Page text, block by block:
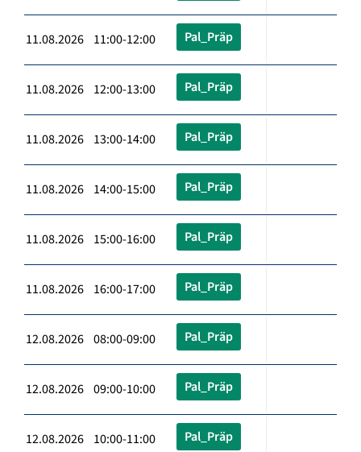
11.08.2026 11:00-12:00 Pal_Präp
11.08.2026 12:00-13:00 Pal_Präp
11.08.2026 13:00-14:00 Pal_Präp
11.08.2026 14:00-15:00 Pal_Präp
11.08.2026 15:00-16:00 Pal_Präp
11.08.2026 16:00-17:00 Pal_Präp
12.08.2026 08:00-09:00 Pal_Präp
12.08.2026 09:00-10:00 Pal_Präp
12.08.2026 10:00-11:00 Pal_Präp